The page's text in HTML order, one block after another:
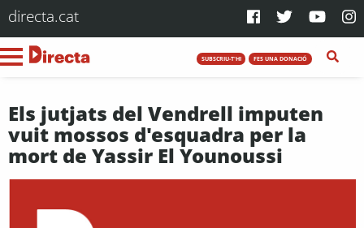
directa.cat
SUBSCRIU-T'HI FES UNA DONACIÓ
Els jutjats del Vendrell imputen
vuit mossos d'esquadra per la
mort de Yassir El Younoussi